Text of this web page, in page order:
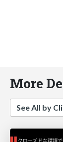
More
See All by